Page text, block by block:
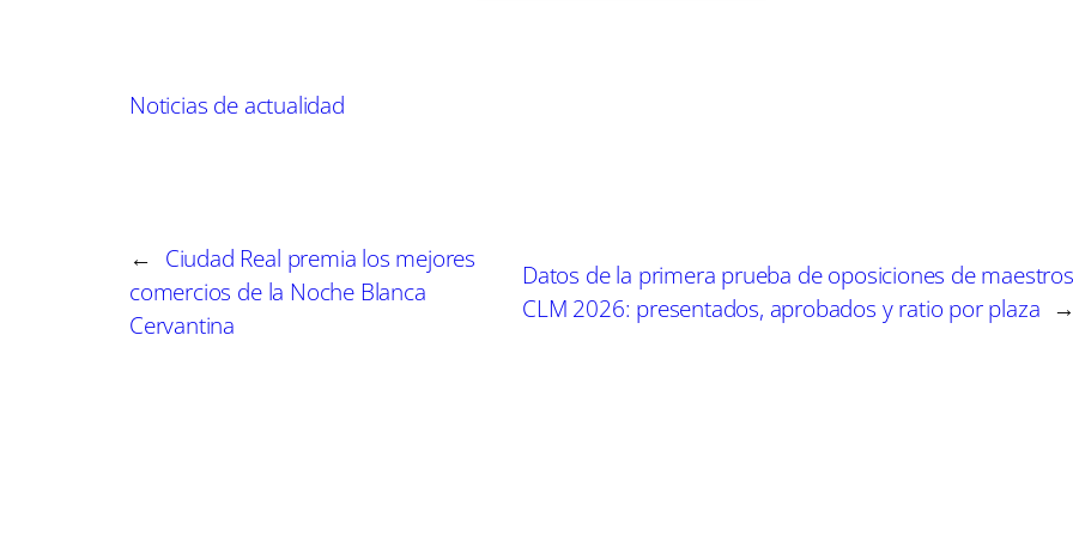
registro tanto exhaustivo como exclusivo, sino también por la validación de una carrera artística
Maku se une así a una lista que supera el millón doscientos mil artistas de diversas eras y lugares del
Esta base de datos no solo sirve como un punto de referencia para museos y académicos, sino que
Noticias de actualidad
← Ciudad Real premia los mejores
comercios de la Noche Blanca
Cervantina
Datos de la primera prueba de oposiciones de
CLM 2026: presentados, aprobados y ratio por plaza →